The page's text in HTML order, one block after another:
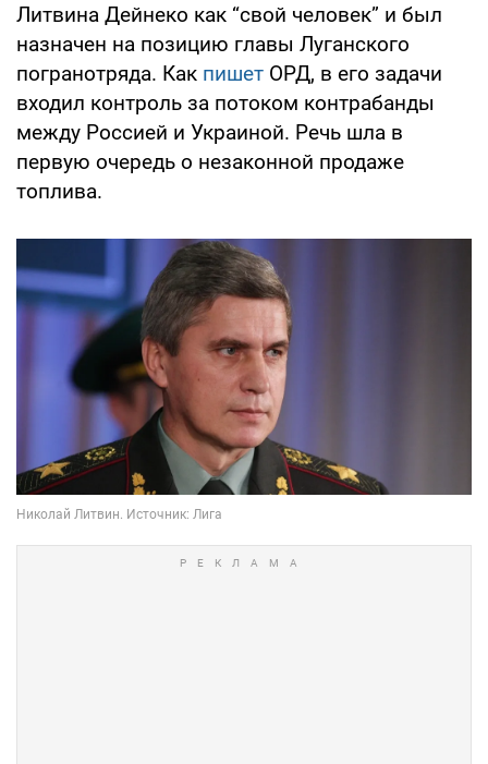
Литвина Дейнеко как “свой человек” и был
назначен на позицию главы Луганского
погранотряда. Как пишет ОРД, в его задачи
входил контроль за потоком контрабанды
между Россией и Украиной. Речь шла в
первую очередь о незаконной продаже
топлива.